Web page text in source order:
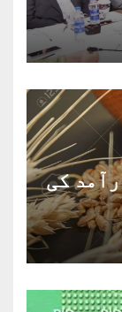
درآمد کی